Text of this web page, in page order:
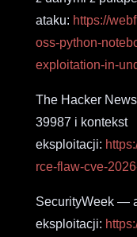
ataku: https://
oss-python-
exploitation-in-
The Hacker
39987 i kontekst
eksploitacji:
rce-flaw-cve-
SecurityWeek —
eksploitacji: